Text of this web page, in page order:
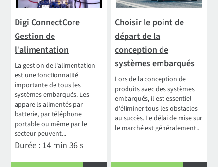
Digi ConnectCore
Gestion de
l'alimentation
La gestion de l'alimentation
est une fonctionnalité
importante de tous les
systèmes embarqués. Les
appareils alimentés par
batterie, par téléphone
portable ou même par le
secteur peuvent...
Durée : 14 min 36 s
Choisir le point de
départ de la
conception de
systèmes embarqués
Lors de la conception de
produits avec des systèmes
embarqués, il est essentiel
d'éliminer tous les obstacles
au succès. Le délai de mise sur
le marché est généralement...